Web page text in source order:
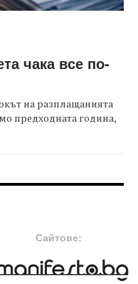
чака все по-
на разплащанията
предходната година,
Сайтове: